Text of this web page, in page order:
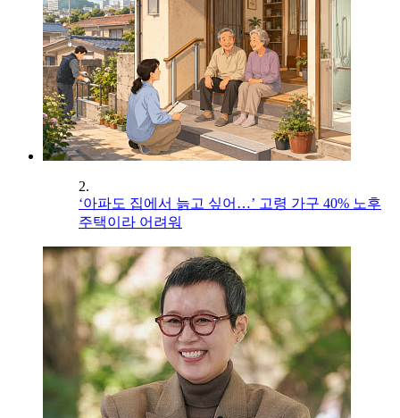
2.
‘아파도 집에서 늙고 싶어…’ 고령 가구 40% 노후
주택이라 어려워